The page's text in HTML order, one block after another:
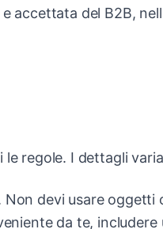
accettata del B2B,
le regole. I dettagli
Non devi usare oggetti
da te,